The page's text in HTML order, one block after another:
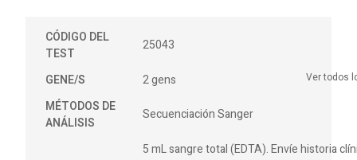
CÓDIGO DEL
TEST
25043
GENE/S Ver todos
2 gens
MÉTODOS DE
ANÁLISIS
Secuenciación Sanger
5 mL sangre total (EDTA). Envíe historia